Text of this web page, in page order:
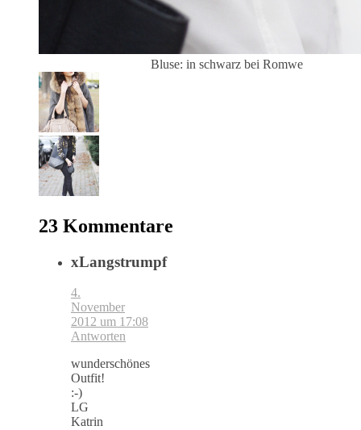
Bluse: in schwarz bei Romwe
23 Kommentare
xLangstrumpf
4.
November
2012 um 17:08
Antworten
wunderschönes
Outfit!
:-)
LG
Katrin